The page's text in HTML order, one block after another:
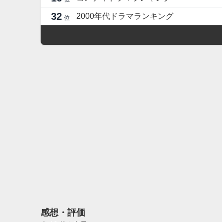
32 位 2000年代ドラマランキング
感想・評価